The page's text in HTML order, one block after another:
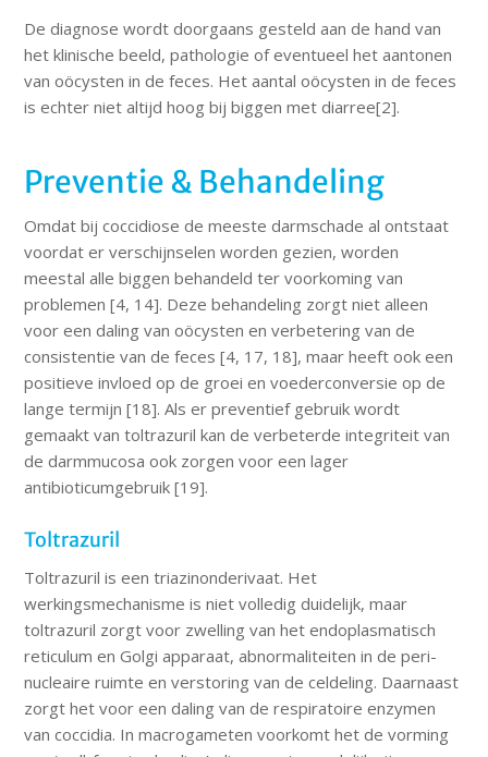
De diagnose wordt doorgaans gesteld aan de hand van
het klinische beeld, pathologie of eventueel het aantonen
van oöcysten in de feces. Het aantal oöcysten in de feces
is echter niet altijd hoog bij biggen met diarree[2].
Preventie & Behandeling
Omdat bij coccidiose de meeste darmschade al ontstaat
voordat er verschijnselen worden gezien, worden
meestal alle biggen behandeld ter voorkoming van
problemen [4, 14]. Deze behandeling zorgt niet alleen
voor een daling van oöcysten en verbetering van de
consistentie van de feces [4, 17, 18], maar heeft ook een
positieve invloed op de groei en voederconversie op de
lange termijn [18]. Als er preventief gebruik wordt
gemaakt van toltrazuril kan de verbeterde integriteit van
de darmmucosa ook zorgen voor een lager
antibioticumgebruik [19].
Toltrazuril
Toltrazuril is een triazinonderivaat. Het
werkingsmechanisme is niet volledig duidelijk, maar
toltrazuril zorgt voor zwelling van het endoplasmatisch
reticulum en Golgi apparaat, abnormaliteiten in de peri-
nucleaire ruimte en verstoring van de celdeling. Daarnaast
zorgt het voor een daling van de respiratoire enzymen
van coccidia. In macrogameten voorkomt het de vorming